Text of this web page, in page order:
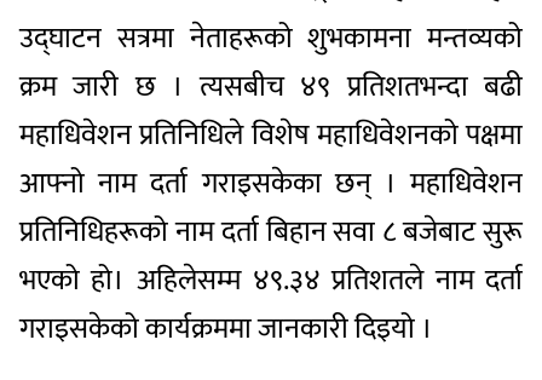
उद्घाटन सत्रमा नेताहरूको शुभकामना मन्तव्यको
क्रम जारी छ । त्यसबीच ४९ प्रतिशतभन्दा बढी
महाधिवेशन प्रतिनिधिले विशेष महाधिवेशनको पक्षमा
आफ्नो नाम दर्ता गराइसकेका छन् । महाधिवेशन
प्रतिनिधिहरूको नाम दर्ता बिहान सवा ८ बजेबाट सुरू
भएको हो। अहिलेसम्म ४९.३४ प्रतिशतले नाम दर्ता
गराइसकेको कार्यक्रममा जानकारी दिइयो ।